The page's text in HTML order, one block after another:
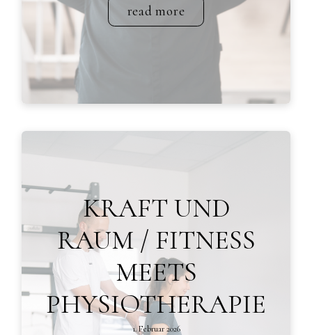
read more
KRAFT UND
RAUM / FITNESS
MEETS
PHYSIOTHERAPIE
1. Februar 2026